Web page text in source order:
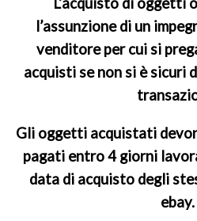
l’assunzione di un
venditore per cui si
acquisti se non si è sicuri
Gli oggetti acquistati
pagati entro 4 giorni
data di acquisto degli
ebay.